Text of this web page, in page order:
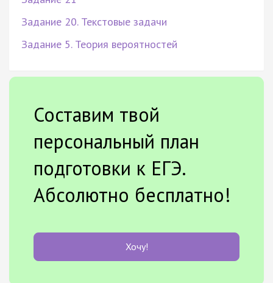
Задание 20. Текстовые задачи
Задание 5. Теория вероятностей
Составим твой
персональный план
подготовки к ЕГЭ.
Абсолютно бесплатно!
Хочу!